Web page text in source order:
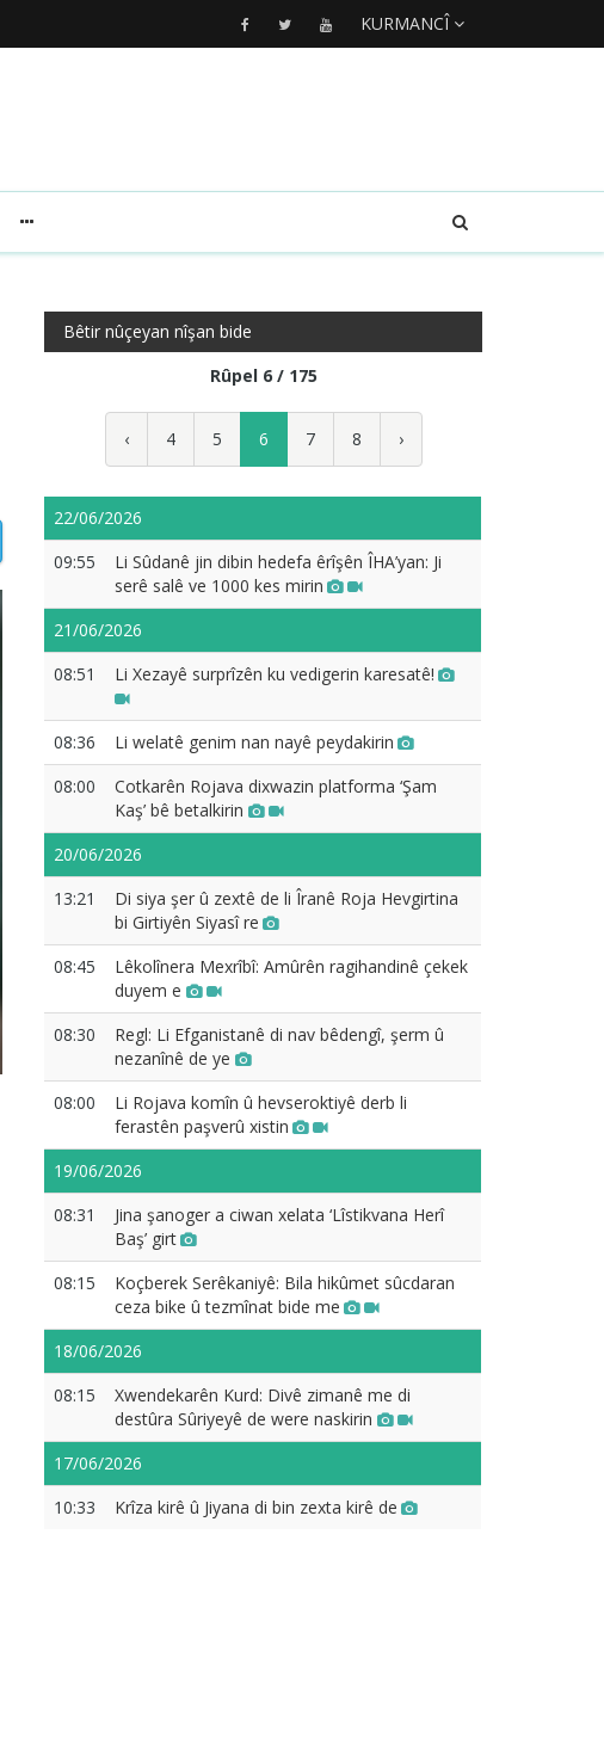
KURMANCÎ
Bêtir nûçeyan nîşan bide
Rûpel 6 / 175
‹ 4 5 6 7 8 ›
22/06/2026
09:55
Li Sûdanê jin dibin hedefa êrîşên ÎHA’yan: Ji
serê salê ve 1000 kes mirin
21/06/2026
08:51
Li Xezayê surprîzên ku vedigerin karesatê!
08:36
Li welatê genim nan nayê peydakirin
08:00
Cotkarên Rojava dixwazin platforma ‘Şam
Kaş’ bê betalkirin
20/06/2026
13:21
Di siya şer û zextê de li Îranê Roja Hevgirtina
bi Girtiyên Siyasî re
08:45
Lêkolînera Mexrîbî: Amûrên ragihandinê çekek
duyem e
08:30
Regl: Li Efganistanê di nav bêdengî, şerm û
nezanînê de ye
08:00
Li Rojava komîn û hevseroktiyê derb li
ferastên paşverû xistin
19/06/2026
08:31
Jina şanoger a ciwan xelata ‘Lîstikvana Herî
Baş’ girt
08:15
Koçberek Serêkaniyê: Bila hikûmet sûcdaran
ceza bike û tezmînat bide me
18/06/2026
08:15
Xwendekarên Kurd: Divê zimanê me di
destûra Sûriyeyê de were naskirin
17/06/2026
10:33
Krîza kirê û Jiyana di bin zexta kirê de